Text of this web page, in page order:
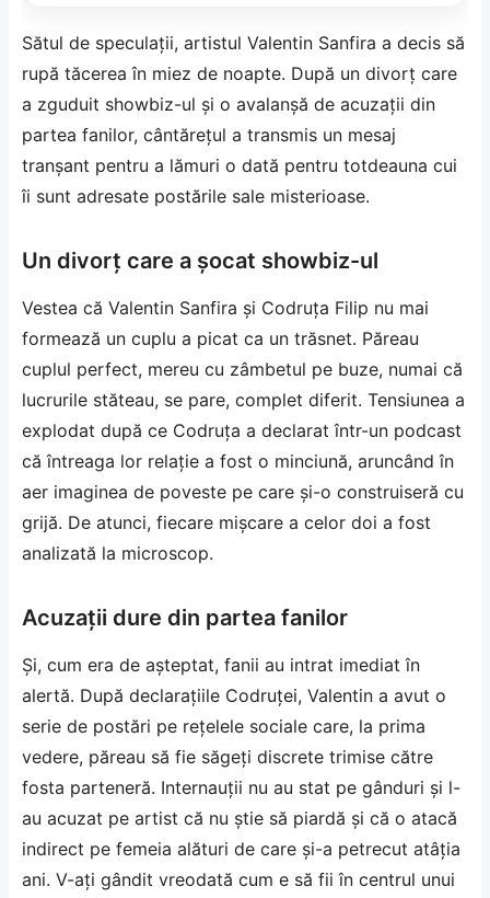
Sătul de speculații, artistul Valentin Sanfira a decis să
rupă tăcerea în miez de noapte. După un divorț care
a zguduit showbiz-ul și o avalanșă de acuzații din
partea fanilor, cântărețul a transmis un mesaj
tranșant pentru a lămuri o dată pentru totdeauna cui
îi sunt adresate postările sale misterioase.
Un divorț care a șocat showbiz-ul
Vestea că Valentin Sanfira și Codruța Filip nu mai
formează un cuplu a picat ca un trăsnet. Păreau
cuplul perfect, mereu cu zâmbetul pe buze, numai că
lucrurile stăteau, se pare, complet diferit. Tensiunea a
explodat după ce Codruța a declarat într-un podcast
că întreaga lor relație a fost o minciună, aruncând în
aer imaginea de poveste pe care și-o construiseră cu
grijă. De atunci, fiecare mișcare a celor doi a fost
analizată la microscop.
Acuzații dure din partea fanilor
Și, cum era de așteptat, fanii au intrat imediat în
alertă. După declarațiile Codruței, Valentin a avut o
serie de postări pe rețelele sociale care, la prima
vedere, păreau să fie săgeți discrete trimise către
fosta parteneră. Internauții nu au stat pe gânduri și l-
au acuzat pe artist că nu știe să piardă și că o atacă
indirect pe femeia alături de care și-a petrecut atâția
ani. V-ați gândit vreodată cum e să fii în centrul unui